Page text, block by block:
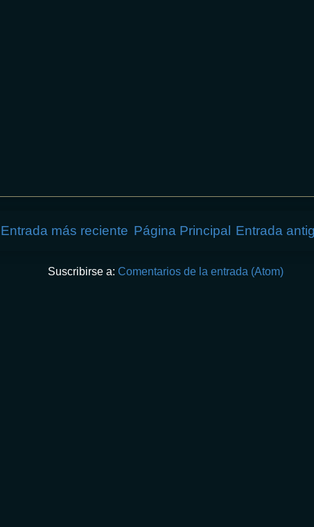
Entrada más reciente Entrada
Página Principal
Suscribirse a: Comentarios de la entrada (Atom)